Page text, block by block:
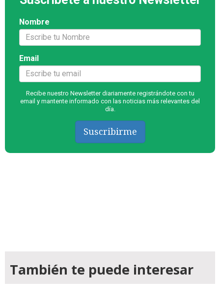
Nombre
Email
Recibe nuestro Newsletter diariamente registrándote con tu
email y mantente informado con las noticias más relevantes del
día.
Suscribirme
También te puede interesar